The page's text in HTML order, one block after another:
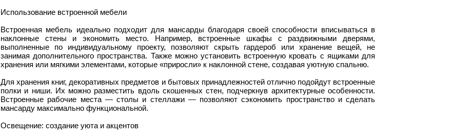
Использование встроенной мебели
Встроенная мебель идеально подходит для мансарды благодаря своей способности вписываться в
наклонные стены и экономить место. Например, встроенные шкафы с раздвижными дверями,
выполненные по индивидуальному проекту, позволяют скрыть гардероб или хранение вещей, не
занимая дополнительного пространства. Также можно установить встроенную кровать с ящиками для
хранения или мягкими элементами, которые «приросли» к наклонной стене, создавая уютную спальню.
Для хранения книг, декоративных предметов и бытовых принадлежностей отлично подойдут встроенные
полки и ниши. Их можно разместить вдоль скошенных стен, подчеркнув архитектурные особенности.
Встроенные рабочие места — столы и стеллажи — позволяют сэкономить пространство и сделать
мансарду максимально функциональной.
Освещение: создание уюта и акцентов